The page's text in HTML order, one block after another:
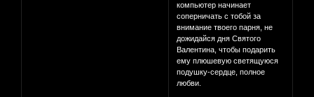
компьютер начинает
соперничать с тобой за
внимание твоего парня, не
дожидайся дня Святого
Валентина, чтобы подарить
ему плюшевую светящуюся
подушку-сердце, полное
любви.